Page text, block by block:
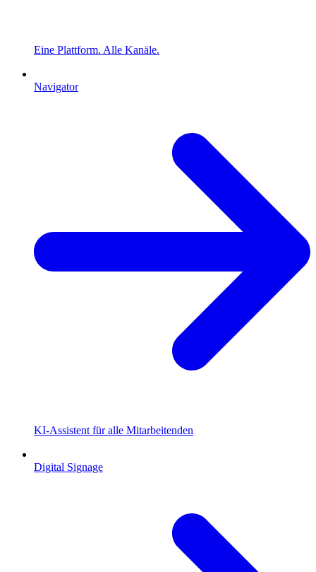
Eine Plattform. Alle Kanäle.
Navigator
KI-Assistent für alle Mitarbeitenden
Digital Signage